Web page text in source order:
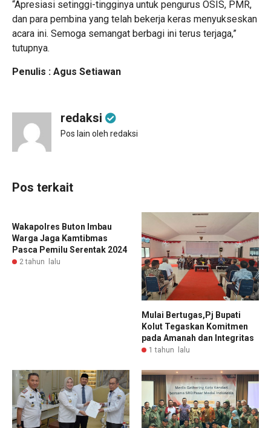
“Apresiasi setinggi-tingginya untuk pengurus OSIS, PMR,
dan para pembina yang telah bekerja keras menyukseskan
acara ini. Semoga semangat berbagi ini terus terjaga,”
tutupnya.
Penulis : Agus Setiawan
redaksi
Pos lain oleh redaksi
Pos terkait
Wakapolres Buton Imbau
Warga Jaga Kamtibmas
Pasca Pemilu Serentak 2024
2 tahun lalu
Mulai Bertugas,Pj Bupati
Kolut Tegaskan Komitmen
pada Amanah dan Integritas
1 tahun lalu